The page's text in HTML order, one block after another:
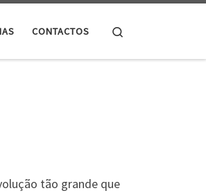
CONTACTOS
tão grande que